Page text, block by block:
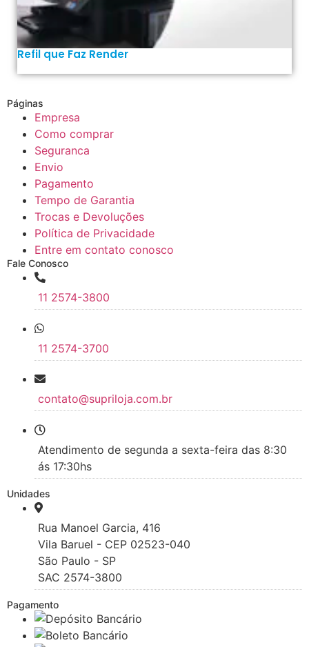
Refil que Faz Render
Páginas
Empresa
Como comprar
Seguranca
Envio
Pagamento
Tempo de Garantia
Trocas e Devoluções
Política de Privacidade
Entre em contato conosco
Fale Conosco
11 2574-3800
11 2574-3700
contato@supriloja.com.br
Atendimento de segunda a sexta-feira das 8:30
ás 17:30hs
Unidades
Rua Manoel Garcia, 416
Vila Baruel - CEP 02523-040
São Paulo - SP
SAC 2574-3800
Pagamento